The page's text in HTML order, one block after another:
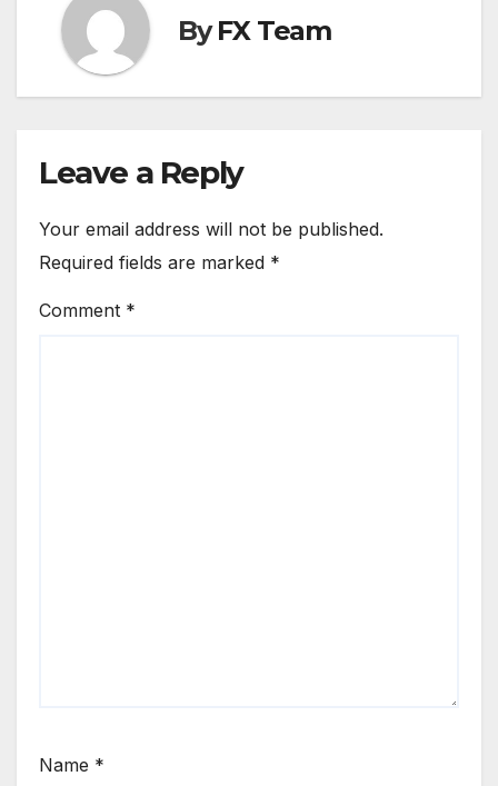
ByFX Team
Leave a Reply
Your email address will not be published.
Required fields are marked *
Comment *
Name *